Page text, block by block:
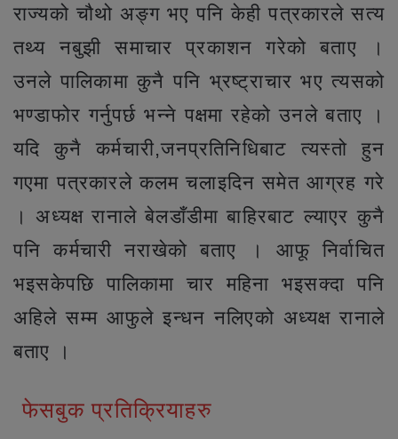
राज्यको चौथो अङ्ग भए पनि केही पत्रकारले सत्य
तथ्य नबुझी समाचार प्रकाशन गरेको बताए ।
उनले पालिकामा कुनै पनि भ्रष्ट्राचार भए त्यसको
भण्डाफोर गर्नुपर्छ भन्ने पक्षमा रहेको उनले बताए ।
यदि कुनै कर्मचारी,जनप्रतिनिधिबाट त्यस्तो हुन
गएमा पत्रकारले कलम चलाइदिन समेत आग्रह गरे
। अध्यक्ष रानाले बेलडाँडीमा बाहिरबाट ल्याएर कुनै
पनि कर्मचारी नराखेको बताए । आफू निर्वाचित
भइसकेपछि पालिकामा चार महिना भइसक्दा पनि
अहिले सम्म आफुले इन्धन नलिएको अध्यक्ष रानाले
बताए ।
फेसबुक प्रतिक्रियाहरु